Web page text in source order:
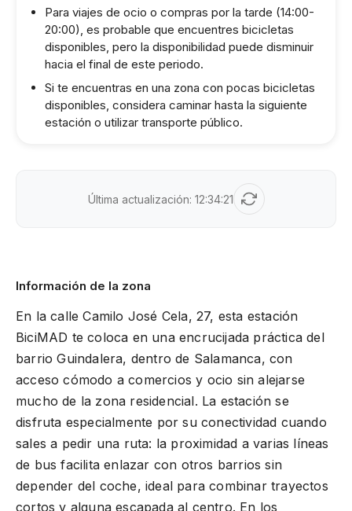
Para viajes de ocio o compras por la tarde (14:00-
20:00), es probable que encuentres bicicletas
disponibles, pero la disponibilidad puede disminuir
hacia el final de este periodo.
Si te encuentras en una zona con pocas bicicletas
disponibles, considera caminar hasta la siguiente
estación o utilizar transporte público.
Última actualización: 12:34:21
Información de la zona
En la calle Camilo José Cela, 27, esta estación
BiciMAD te coloca en una encrucijada práctica del
barrio Guindalera, dentro de Salamanca, con
acceso cómodo a comercios y ocio sin alejarse
mucho de la zona residencial. La estación se
disfruta especialmente por su conectividad cuando
sales a pedir una ruta: la proximidad a varias líneas
de bus facilita enlazar con otros barrios sin
depender del coche, ideal para combinar trayectos
cortos y alguna escapada al centro. En los